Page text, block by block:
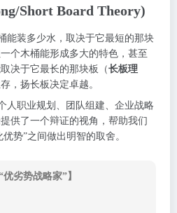
Short Board Theory)
能装多少水，取决于它最短的那块
个木桶能形成多大的特色，甚至
决于它最长的那块板（长板理
，扬长板决定卓越。
人职业规划、团队组建、企业战略
供了一个辩证的视角，帮助我们
势”之间做出明智的取舍。
劣势战略家”】